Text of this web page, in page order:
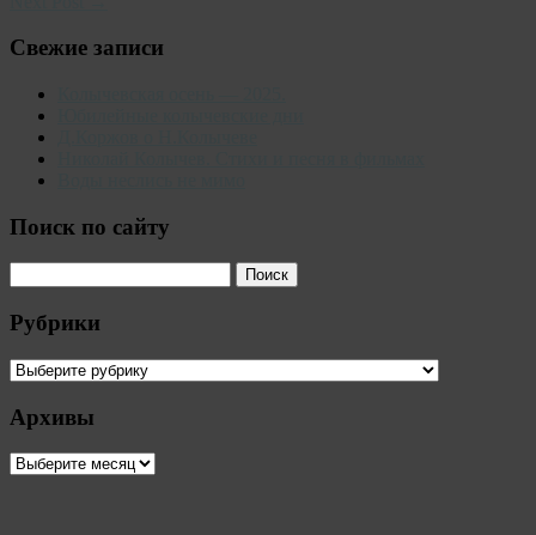
Свежие записи
Поиск по сайту
Рубрики
Рубрики
Архивы
Архивы